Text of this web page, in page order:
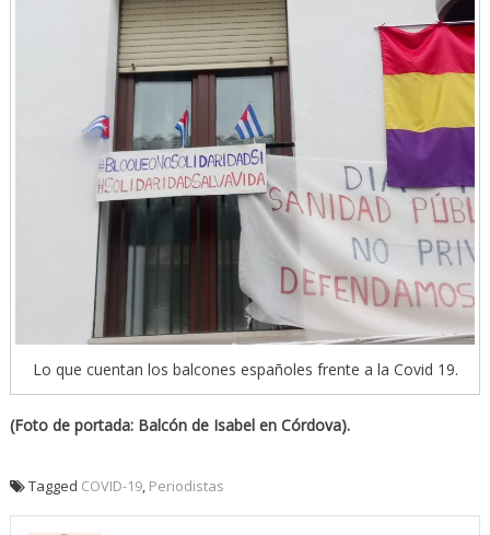
Lo que cuentan los balcones españoles frente a la Covid 19.
(Foto de portada: Balcón de Isabel en Córdova).
Tagged COVID-19, Periodistas